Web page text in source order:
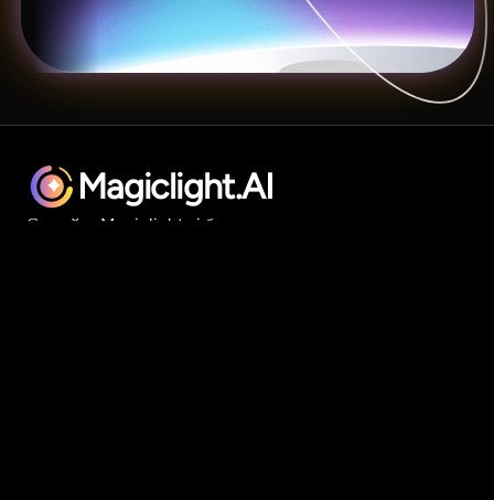
Magiclight.AI
Скачайте Magiclight.ai бесплатно